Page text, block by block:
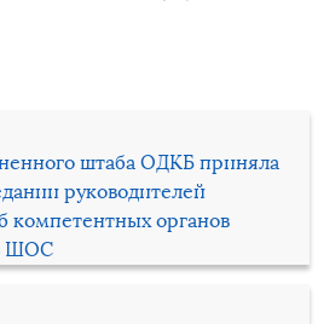
штаба ОДКБ приняла
руководителей
компетентных органов
ШОС